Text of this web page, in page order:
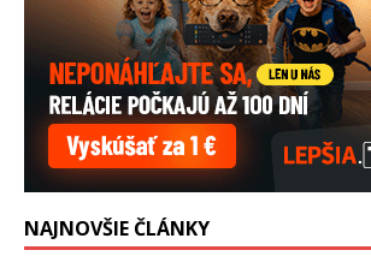
NAJNOVŠIE ČLÁNKY